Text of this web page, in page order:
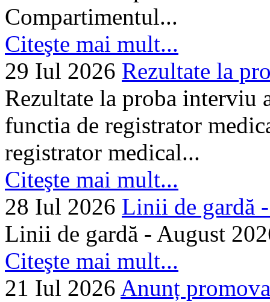
Compartimentul...
Citeşte mai mult...
29 Iul 2026 Rezultate la
Rezultate la proba interviu
functia de registrator
registrator medical...
Citeşte mai mult...
28 Iul 2026 Linii de gardă
Linii de gardă - August
Citeşte mai mult...
21 Iul 2026 Anunț